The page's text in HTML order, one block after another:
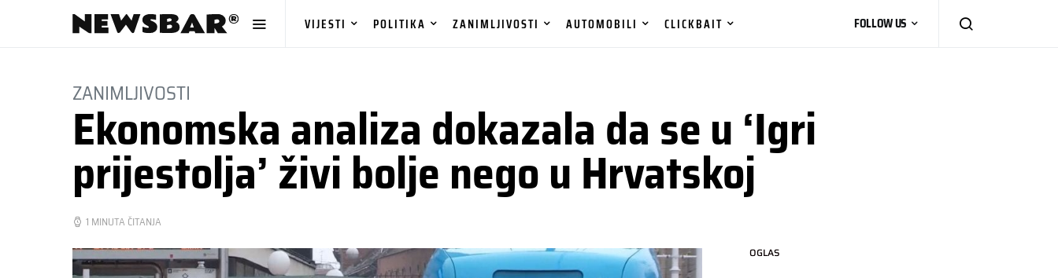
VIJESTI POLITIKA ZANIMLJIVOSTI AUTOMOBILI CLICKBAIT FOLLOW US
ZANIMLJIVOSTI
Ekonomska analiza dokazala da se u ‘Igri
prijestolja’ živi bolje nego u Hrvatskoj
1 MINUTA ČITANJA
OGLAS